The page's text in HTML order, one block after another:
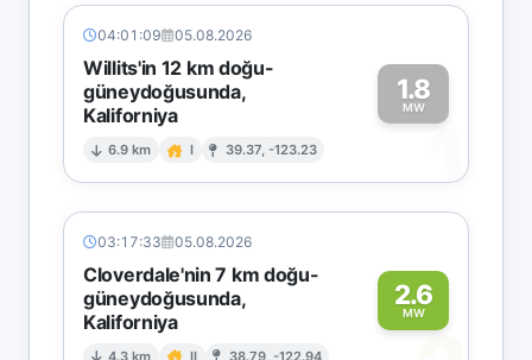
04:01:09 05.08.2026
Willits'in 12 km doğu-
güneydoğusunda,
Kaliforniya
6.9 km I 39.37, -123.23
1.8
MW
1
03:17:33 05.08.2026
Cloverdale'nin 7 km doğu-
güneydoğusunda,
Kaliforniya
4.3 km II 38.79, -122.94
2.6
MW